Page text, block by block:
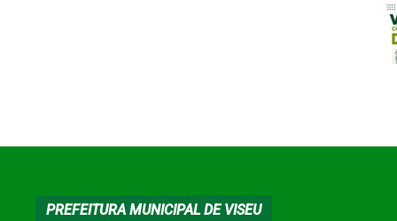
PREFEITURA MUNICIPAL DE VISEU